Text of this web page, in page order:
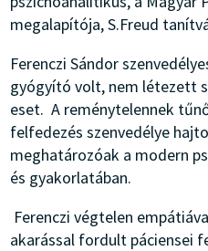
megalapítója, S.Freud
Ferenczi Sándor
gyógyító volt, nem létezett
eset. A reménytelennek
felfedezés szenvedélye
meghatározóak a modern
és gyakorlatában.
Ferenczi végtelen
akarással fordult páciensei